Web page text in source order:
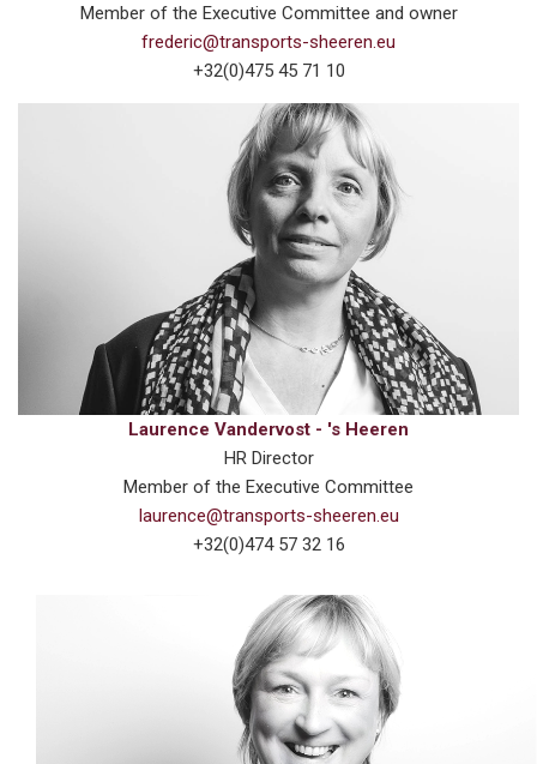
Member of the Executive Committee and owner
frederic@transports-sheeren.eu
+32(0)475 45 71 10
Laurence Vandervost - 's Heeren
HR Director
Member of the Executive Committee
laurence@transports-sheeren.eu
+32(0)474 57 32 16